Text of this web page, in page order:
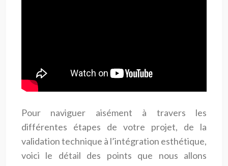
Pour naviguer aisément à travers les
différentes étapes de votre projet, de la
validation technique à l’intégration esthétique,
voici le détail des points que nous allons